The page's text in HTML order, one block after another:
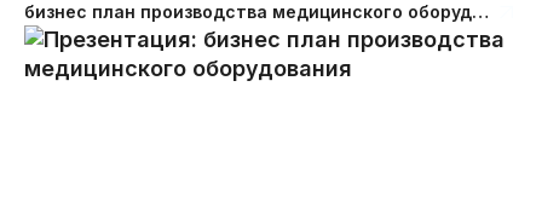
бизнес план производства медицинского оборудования